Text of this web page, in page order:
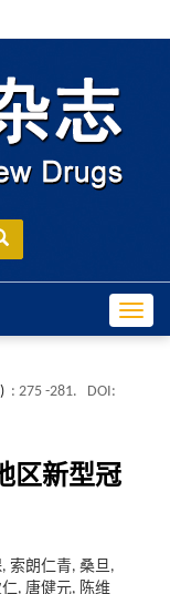
: 275 -281.
DOI:
区新型冠
索朗仁青, 桑旦,
, 唐健元, 陈维